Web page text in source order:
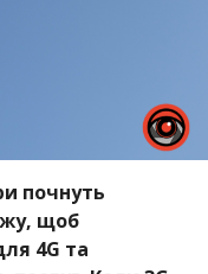
почнуть
щоб
4G та